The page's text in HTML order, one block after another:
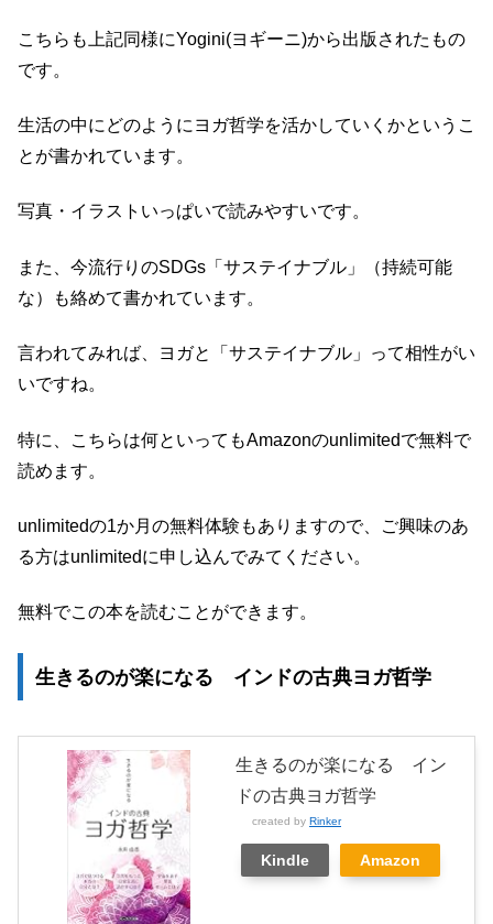
こちらも上記同様にYogini(ヨギーニ)から出版されたもの
です。
生活の中にどのようにヨガ哲学を活かしていくかというこ
とが書かれています。
写真・イラストいっぱいで読みやすいです。
また、今流行りのSDGs「サステイナブル」（持続可能
な）も絡めて書かれています。
言われてみれば、ヨガと「サステイナブル」って相性がい
いですね。
特に、こちらは何といってもAmazonのunlimitedで無料で
読めます。
unlimitedの1か月の無料体験もありますので、ご興味のあ
る方はunlimitedに申し込んでみてください。
無料でこの本を読むことができます。
生きるのが楽になる インドの古典ヨガ哲学
生きるのが楽になる イン
ドの古典ヨガ哲学
created by Rinker
Kindle Amazon